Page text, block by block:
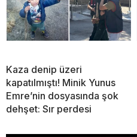
Kaza denip üzeri
kapatılmıştı! Minik Yunus
Emre’nin dosyasında şok
dehşet: Sır perdesi